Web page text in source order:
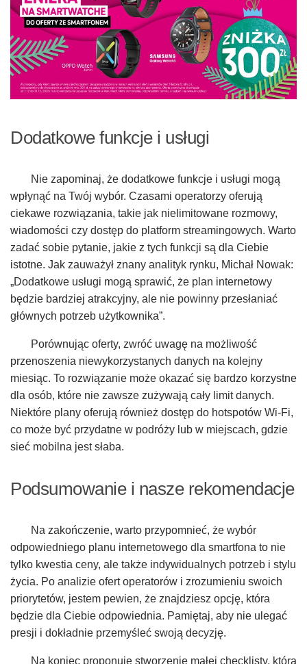
Dodatkowe funkcje i usługi
Nie zapominaj, że dodatkowe funkcje i usługi mogą
wpłynąć na Twój wybór. Czasami operatorzy oferują
ciekawe rozwiązania, takie jak nielimitowane rozmowy,
wiadomości czy dostęp do platform streamingowych. Warto
zadać sobie pytanie, jakie z tych funkcji są dla Ciebie
istotne. Jak zauważył znany analityk rynku, Michał Nowak:
„Dodatkowe usługi mogą sprawić, że plan internetowy
będzie bardziej atrakcyjny, ale nie powinny przesłaniać
głównych potrzeb użytkownika”.
Porównując oferty, zwróć uwagę na możliwość
przenoszenia niewykorzystanych danych na kolejny
miesiąc. To rozwiązanie może okazać się bardzo korzystne
dla osób, które nie zawsze zużywają cały limit danych.
Niektóre plany oferują również dostęp do hotspotów Wi-Fi,
co może być przydatne w podróży lub w miejscach, gdzie
sieć mobilna jest słaba.
Podsumowanie i nasze rekomendacje
Na zakończenie, warto przypomnieć, że wybór
odpowiedniego planu internetowego dla smartfona to nie
tylko kwestia ceny, ale także indywidualnych potrzeb i stylu
życia. Po analizie ofert operatorów i zrozumieniu swoich
priorytetów, jestem pewien, że znajdziesz opcję, która
będzie dla Ciebie odpowiednia. Pamiętaj, aby nie ulegać
presji i dokładnie przemyśleć swoją decyzję.
Na koniec proponuję stworzenie małej checklisty, która